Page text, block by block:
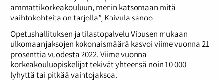
ammattikorkeakouluun, menin katsomaan mitä
vaihtokohteita on tarjolla”, Koivula sanoo.
Opetushallituksen ja tilastopalvelu Vipusen mukaan
ulkomaanjaksojen kokonaismäärä kasvoi viime vuonna 21
prosenttia vuodesta 2022. Viime vuonna
korkeakouluopiskelijat tekivät yhteensä noin 10 000
lyhyttä tai pitkää vaihtojaksoa.